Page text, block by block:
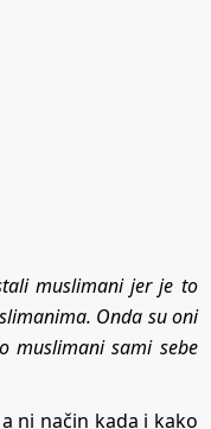
muslimani jer je to
Onda su oni
muslimani sami sebe
ni način kada i kako